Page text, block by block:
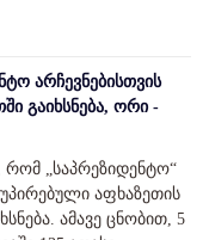
არჩევნებისთვის
გაიხსნება, ორი -
რომ „საპრეზიდენტო“
აფხაზეთის
ამავე ცნობით, 5